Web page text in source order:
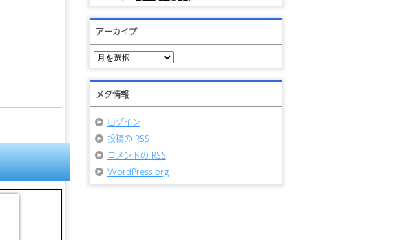
アーカイブ
ア
カ
イ
ブ
メタ情報
ログイン
投稿の RSS
コメントの RSS
WordPress.org